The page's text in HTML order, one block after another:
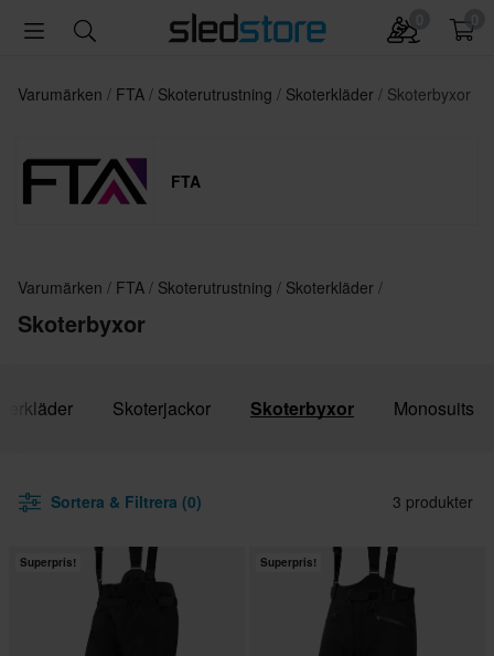
Varumärken FTA Skoterutrustning Skoterkläder Skoterbyxor
FTA
Varumärken FTA Skoterutrustning Skoterkläder
Skoterbyxor
Skoterjackor Skoterbyxor Monosuits
Sortera & Filtrera (0) 3 produkter
Superpris! Superpris!